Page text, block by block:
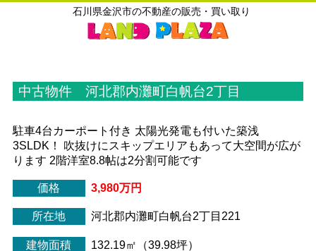
石川県金沢市の不動産の販売・買い取り
中古物件 河北郡内灘町白帆台2丁目
駐車4台カーポート付き 太陽光発電も付いた築浅
3SLDK！ 吹抜けにスキップエリアもあって大空間が広が
ります 2階洋室8.8帖は2分割可能です
価格 3,980万円
所在地 河北郡内灘町白帆台2丁目221
建物面積 132.19㎡（39.98坪）